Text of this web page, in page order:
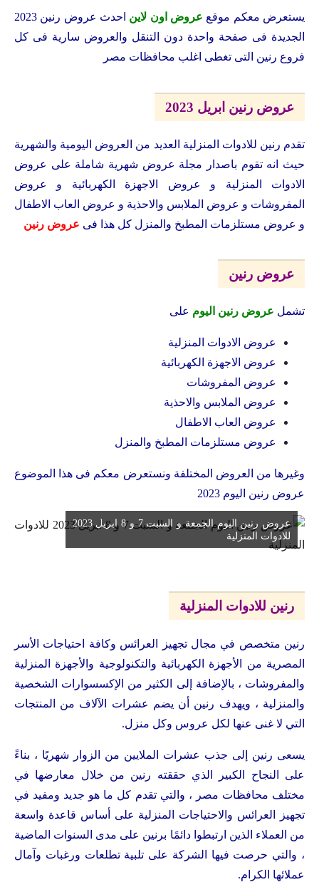
يستعرض معكم موقع عروض اون لاين
احدث عروض رنين 2023
الجديدة فى صفحة واحدة دون التنقل والعروض سارية فى كل
فروع رنين التى تغطى اغلب محافظات مصر
عروض رنين ابريل 2023
تقدم رنين للادوات المنزلية العديد من العروض اليومية والشهرية
حيث انه تقوم باصدار مجلة عروض شهرية شاملة على عروض
الادوات المنزلية و عروض الاجهزة الكهربائية و عروض
المفروشات و عروض الملابس والاحذية و عروض العاب الاطفال
و عروض مستلزمات المطبخ والمنزل كل هذا فى عروض رنين
عروض رنين
تشمل عروض رنين اليوم على
عروض الادوات المنزلية
عروض الاجهزة الكهربائية
عروض المفروشات
عروض الملابس والاحذية
عروض العاب الاطفال
عروض مستلزمات المطبخ والمنزل
وغيرها من العروض المختلفة ونستعرض معكم فى هذا الموضوع
عروض رنين اليوم 2023
عروض رنين اليوم الجمعة و السبت 7 و 8 ابريل 2023
للادوات المنزلية
رنين للادوات المنزلية
رنين متخصص في مجال تجهيز العرائس وكافة احتياجات الأسر
المصرية من الأجهزة الكهربائية والتكنولوجية والأجهزة المنزلية
والمفروشات ، بالإضافة إلى الكثير من الإكسسوارات الشخصية
والمنزلية ، ويهدف رنين أن يضم عشرات الآلاف من المنتجات
التي لا غنى عنها لكل عروس وكل منزل.
يسعى رنين إلى جذب عشرات الملايين من الزوار شهريًا ، بناءً
على النجاح الكبير الذي حققته رنين من خلال معارضها في
مختلف محافظات مصر ، والتي تقدم كل ما هو جديد ومفيد في
تجهيز العرائس والاحتياجات المنزلية على أساس قاعدة واسعة
من العملاء الذين ارتبطوا دائمًا برنين على مدى السنوات الماضية
، والتي حرصت فيها الشركة على تلبية تطلعات ورغبات وآمال
عملائها الكرام.